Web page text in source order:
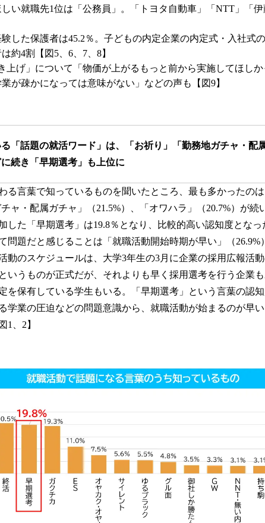
い就職先1位は「公務員」。「トヨタ自動車」「NTT」「
した保護者は45.2％。子どもの内定企業の内定式・入社式
約4割【図5、6、7、8】
上げ」について「物価が上がるもっと前から実施してほし
が疎かになっては意味がない」などの声も【図9】
「話題の就活ワード」は、「お祈り」「勤務地ガチャ・配
続き「早期選考」も上位に
る言葉で知っているものを聞いたところ、最も多かったの
ャ・配属ガチャ」（21.5%）、「オワハラ」（20.7%）が続
した「早期選考」は19.8％となり、比較的高い認知度となっ
問題だと感じることは「就職活動開始時期が早い」（26.9%
動のスケジュールは、大学3年生の3月に企業の採用広報活
いうものが正式だが、それよりも早く採用選考を行う企業
を保有している学生もいる。「早期選考」という言葉の認
学業の圧迫などの問題意識から、就職活動が始まるのが早
1、2】